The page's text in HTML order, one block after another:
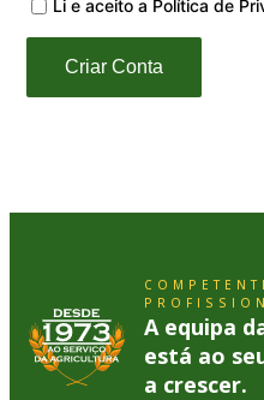
Li e aceito a Política de
Criar Conta
A equipa
está ao
a crescer.